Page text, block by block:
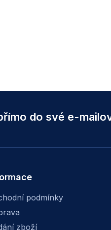
do své e-
podmínky
zboží